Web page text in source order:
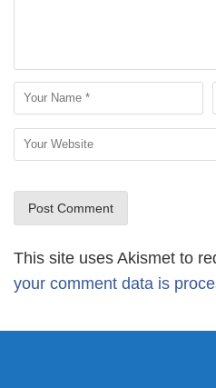
This site uses Akismet to
your comment data is